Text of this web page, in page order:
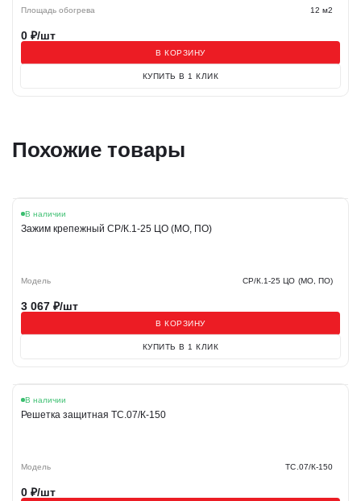
Площадь обогрева 12 м2
0 ₽/шт
В КОРЗИНУ
КУПИТЬ В 1 КЛИК
Похожие товары
В наличии
Зажим крепежный СР/К.1-25 ЦО (МО, ПО)
Модель СР/К.1-25 ЦО (МО, ПО)
3 067 ₽/шт
В КОРЗИНУ
КУПИТЬ В 1 КЛИК
В наличии
Решетка защитная ТС.07/К-150
Модель ТС.07/К-150
0 ₽/шт